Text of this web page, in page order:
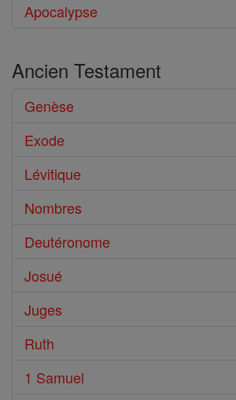
Apocalypse
Ancien Testament
Genèse
Exode
Lévitique
Nombres
Deutéronome
Josué
Juges
Ruth
1 Samuel